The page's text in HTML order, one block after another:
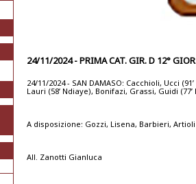
24/11/2024 - PRIMA CAT. GIR. D 12°
24/11/2024 - SAN DAMASO: Cacchioli, Ucci
Lauri (58’ Ndiaye), Bonifazi, Grassi, Guidi
A disposizione: Gozzi, Lisena, Barbieri, Artioli
All. Zanotti Gianluca